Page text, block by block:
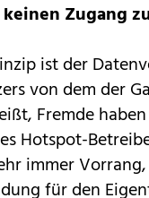
Zugang
ist der
von dem der
Fremde
Hotspot-
immer
für den